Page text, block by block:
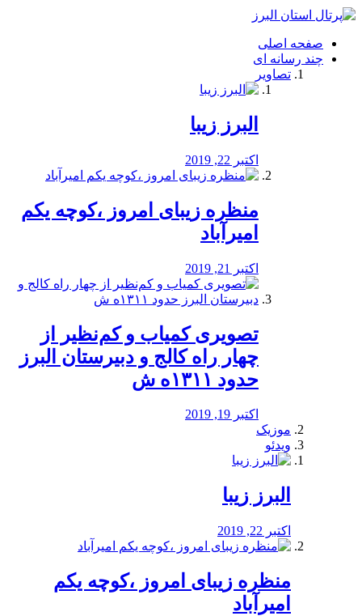
فصد
شرق
تهران
خشکشویی
صفحه اصلی
چند رسانه ای
تصاویر
البرز زیبا
اکتبر 22, 2019
منظره‌‌ زیبای امروز ،کوچه یکم
امیرآباد
اکتبر 21, 2019
️تصویری کمیاب و کم‌نظیر از
چهار راه كالج و دبيرستان البرز
حدود ۱۳۱۱ه ش
اکتبر 19, 2019
موزیک
ویدئو
البرز زیبا
اکتبر 22, 2019
منظره‌‌ زیبای امروز ،کوچه یکم
امیرآباد